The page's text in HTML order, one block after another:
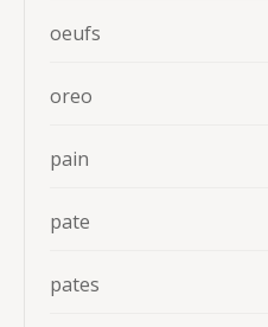
oeufs
oreo
pain
pate
pates